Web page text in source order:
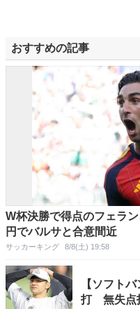
おすすめの記事
W杯決勝で得点のフェラ
円でバルサと合意間近
サッカーキング 8/8(土) 19:58
【ソフト
打 無失点